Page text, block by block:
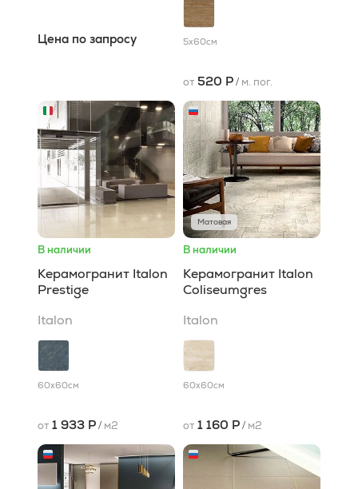
Цена по запросу 5x60см
от 520 Р/ м. пог.
В наличии
Керамогранит Italon
Prestige
Italon
60x60см
от 1 933 Р/ м2
Матовая
В наличии
Керамогранит Italon
Coliseumgres
Italon
60x60см
от 1 160 Р/ м2